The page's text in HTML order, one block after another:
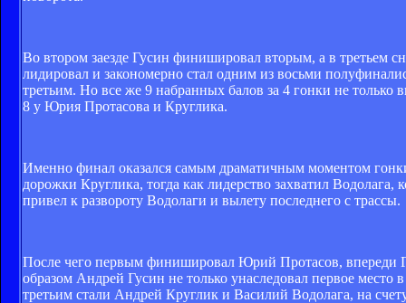
Во втором заезде Гусин финишировал вторым, а в третьем
лидировал и закономерно стал одним из восьми
третьим. Но все же 9 набранных балов за 4 гонки не
8 у Юрия Протасова и Круглика.
Именно финал оказался самым драматичным моментом
дорожки Круглика, тогда как лидерство захватил
привел к развороту Водолаги и вылету последнего с трассы.
После чего первым финишировал Юрий Протасов, впереди
образом Андрей Гусин не только унаследовал первое
третьим стали Андрей Круглик и Василий Водолага, на